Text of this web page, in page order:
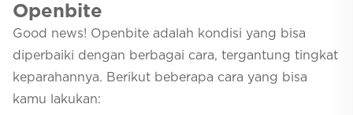
Openbite
Good news! Openbite adalah kondisi yang bisa
diperbaiki dengan berbagai cara, tergantung tingkat
keparahannya. Berikut beberapa cara yang bisa
kamu lakukan: